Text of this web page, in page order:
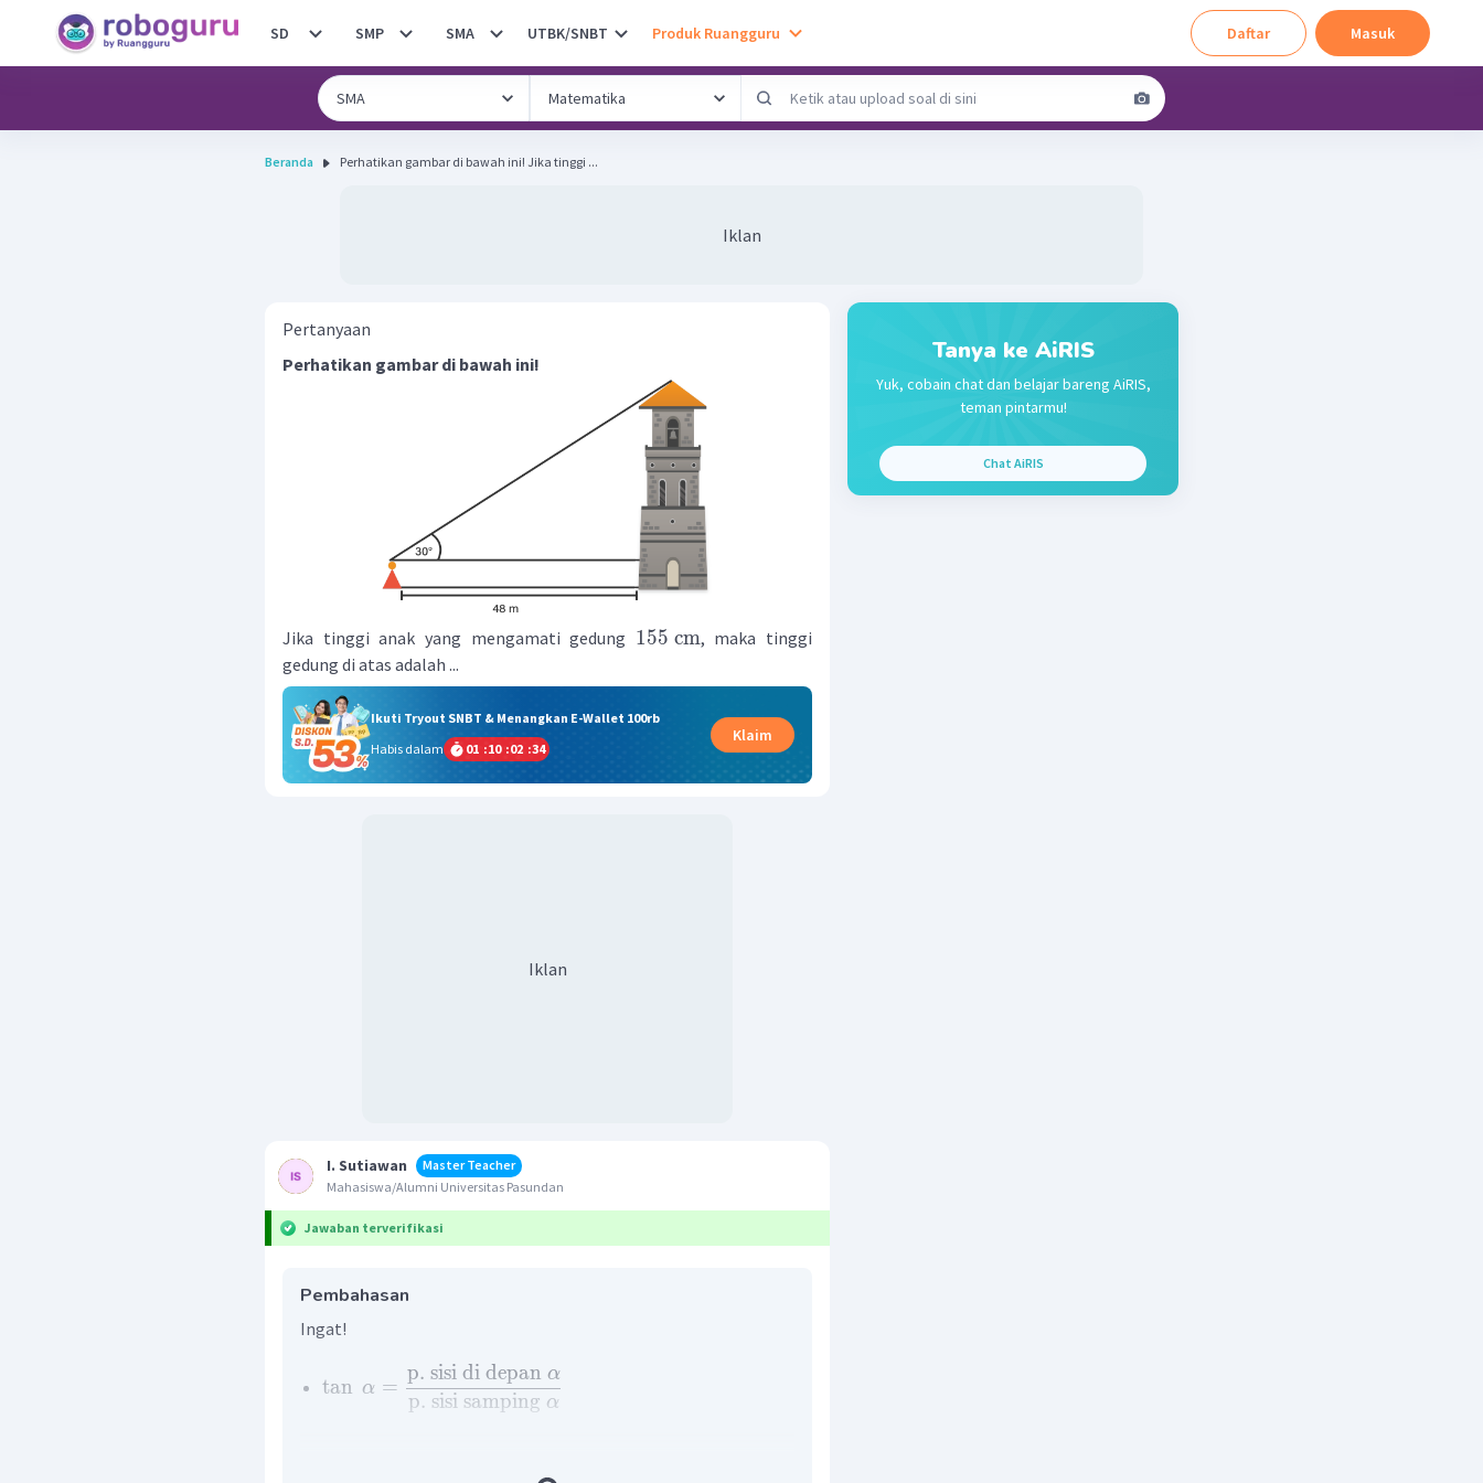
SD SMP SMA UTBK/SNBT Produk Ruangguru Daftar Masuk
Beranda Perhatikan gambar di bawah ini! Jika tinggi ...
Iklan
Pertanyaan
Perhatikan gambar di bawah ini!
Jika tinggi anak yang mengamati gedung 155 cm, maka tinggi
gedung di atas adalah ...
Ikuti Tryout SNBT & Menangkan E-Wallet 100rb
Habis dalam
01 :10 :02 :33
Klaim
Iklan
I. Sutiawan
Master Teacher
Mahasiswa/Alumni Universitas Pasundan
Jawaban terverifikasi
Pembahasan
Ingat!
tan α =
p. sisi samping α
p. sisi di depan α
Tanya ke AiRIS
Yuk, cobain chat dan belajar bareng AiRIS,
teman pintarmu!
Chat AiRIS